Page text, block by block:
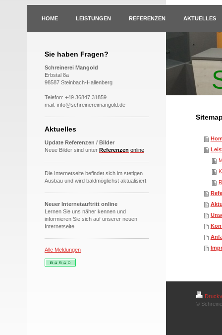
HOME LEISTUNGEN REFERENZEN AKTUELLES
Sie haben Fragen?
Schreinerei Mangold
Erbstal 8a
98587 Steinbach-Hallenberg
Telefon: +49 36847 31859
mail: info@schreinereimangold.de
Aktuelles
Update Referenzen / Bilder
Neue Bilder sind unter Referenzen online
Die Internetseite befindet sich im stetigen
Ausbau und wird baldmöglichst aktualisiert.
Neuer Internetauftritt online
Lernen Sie uns näher kennen und
informieren Sie sich auf unserer neuen
Internetseite.
Alle Meldungen
©